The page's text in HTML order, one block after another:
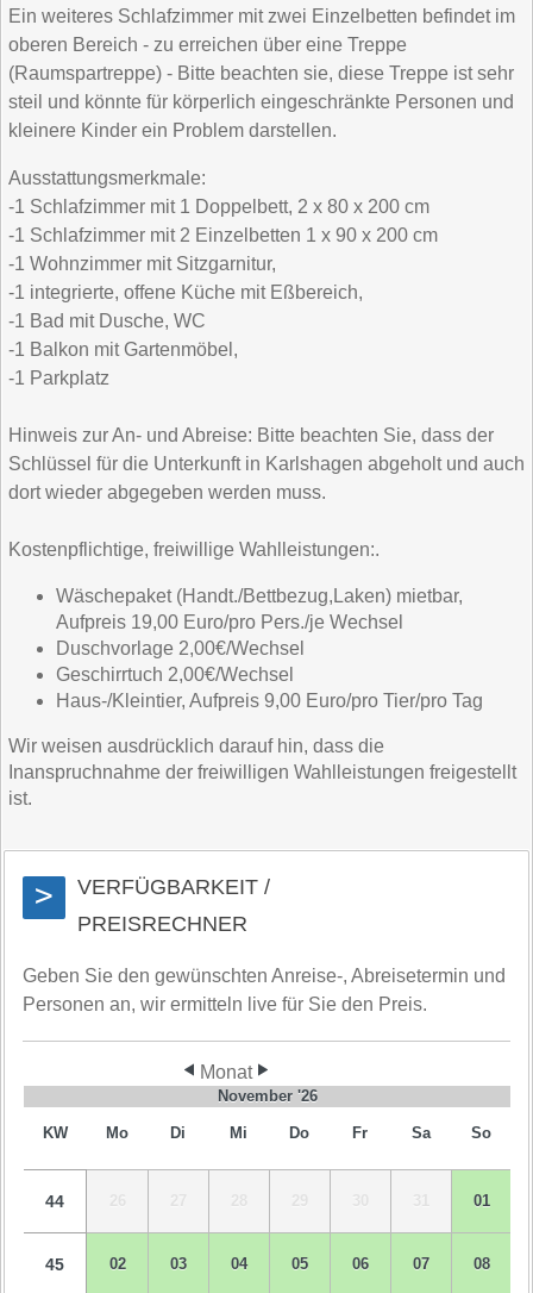
Ein weiteres Schlafzimmer mit zwei Einzelbetten befindet im
oberen Bereich - zu erreichen über eine Treppe
(Raumspartreppe) - Bitte beachten sie, diese Treppe ist sehr
steil und könnte für körperlich eingeschränkte Personen und
kleinere Kinder ein Problem darstellen.
Ausstattungsmerkmale:
-1 Schlafzimmer mit 1 Doppelbett, 2 x 80 x 200 cm
-1 Schlafzimmer mit 2 Einzelbetten 1 x 90 x 200 cm
-1 Wohnzimmer mit Sitzgarnitur,
-1 integrierte, offene Küche mit Eßbereich,
-1 Bad mit Dusche, WC
-1 Balkon mit Gartenmöbel,
-1 Parkplatz
Hinweis zur An- und Abreise: Bitte beachten Sie, dass der
Schlüssel für die Unterkunft in Karlshagen abgeholt und auch
dort wieder abgegeben werden muss.
Kostenpflichtige, freiwillige Wahlleistungen:.
Wäschepaket (Handt./Bettbezug,Laken) mietbar,
Aufpreis 19,00 Euro/pro Pers./je Wechsel
Duschvorlage 2,00€/Wechsel
Geschirrtuch 2,00€/Wechsel
Haus-/Kleintier, Aufpreis 9,00 Euro/pro Tier/pro Tag
Wir weisen ausdrücklich darauf hin, dass die
Inanspruchnahme der freiwilligen Wahlleistungen freigestellt
ist.
>
VERFÜGBARKEIT /
PREISRECHNER
Geben Sie den gewünschten Anreise-, Abreisetermin und
Personen an, wir ermitteln live für Sie den Preis.
Monat
November '26
KW Mo Di Mi Do Fr Sa So
44 26 27 28 29 30 31 01
45 02 03 04 05 06 07 08